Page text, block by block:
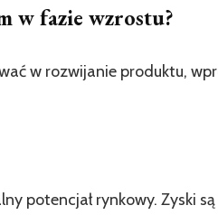
w fazie wzrostu?
w rozwijanie produktu,
potencjał rynkowy. Zyski